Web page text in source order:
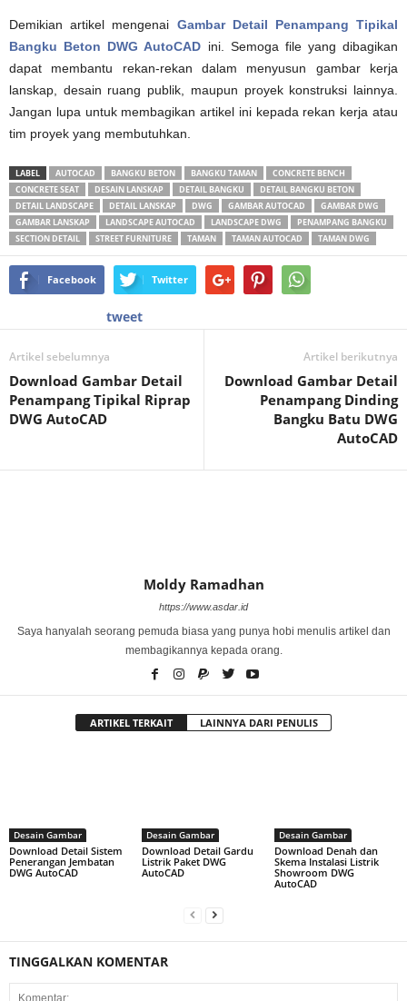
Demikian artikel mengenai Gambar Detail Penampang Tipikal
Bangku Beton DWG AutoCAD ini. Semoga file yang dibagikan
dapat membantu rekan-rekan dalam menyusun gambar kerja
lanskap, desain ruang publik, maupun proyek konstruksi lainnya.
Jangan lupa untuk membagikan artikel ini kepada rekan kerja atau
tim proyek yang membutuhkan.
LABEL AUTOCAD BANGKU BETON BANGKU TAMAN
CONCRETE BENCH
CONCRETE SEAT
DESAIN LANSKAP DETAIL BANGKU
DETAIL BANGKU BETON
DETAIL LANDSCAPE
DETAIL LANSKAP DWG GAMBAR AUTOCAD
GAMBAR DWG
GAMBAR LANSKAP
LANDSCAPE AUTOCAD LANDSCAPE DWG
PENAMPANG BANGKU
SECTION DETAIL
STREET FURNITURE TAMAN TAMAN AUTOCAD TAMAN DWG
Facebook Twitter
tweet
Artikel sebelumnya
Download Gambar Detail
Penampang Tipikal Riprap
DWG AutoCAD
Artikel berikutnya
Download Gambar Detail
Penampang Dinding
Bangku Batu DWG
AutoCAD
Moldy Ramadhan
https://www.asdar.id
Saya hanyalah seorang pemuda biasa yang punya hobi menulis artikel dan
membagikannya kepada orang.
ARTIKEL TERKAIT LAINNYA DARI PENULIS
Desain Gambar
Download Detail Sistem
Penerangan Jembatan
DWG AutoCAD
Desain Gambar
Download Detail Gardu
Listrik Paket DWG
AutoCAD
Desain Gambar
Download Denah dan
Skema Instalasi Listrik
Showroom DWG
AutoCAD
TINGGALKAN KOMENTAR